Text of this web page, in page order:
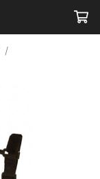
/